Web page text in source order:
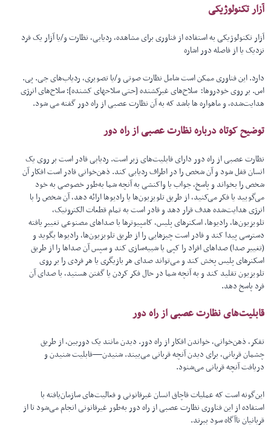
آزار تکنولوژیکی
آزار تکنولوژیکی به استفاده از فناوری برای مشاهده، ردیابی، نظارت و/یا آزار یک فرد
نزدیک یا از فاصله دور اشاره
دارد. این فناوری ممکن است شامل نظارت صوتی و/یا تصویری، ردیاب‌های جی. پی.
اس. بر روی خودروها؛ سلاح‌های غیرکشنده [حتی سلاحهای کشنده]؛ سلاح‌های انرژی
هدایت‌شده، و ماهواره ها باشد که به آن نظارت عصبی از راه دور گفته می شود.
توضیح کوتاه درباره نظارت عصبی از راه دور
نظارت عصبی از راه دور دارای قابلیت‌های زیر است. ردیابی قادر است بر روی یک
انسان قفل شود و آن شخص را در اطراف ردیابی کند. ذهن‌خوانی قادر است افکار آن
شخص را بخواند و پاسخ، جواب یا واکنشی به آنچه شما به‌طور خصوصی به خود
می‌گویید یا فکر می‌کنید، از طریق تلویزیون‌ها یا رادیوها ارائه دهد، آن شخص را با
انرژی هدایت‌شده هدف قرار دهد و قادر است به تمام قطعات الکترونیک‌،
تلویزیون‌ها، رادیوها، اسکنرهای پلیس، کامپیوترها با صداهای مصنوعی تغییر یافته
دسترسی پیدا کند و قادر است چیزهایی را از طریق تلویزیون‌ها، رادیوها بگوید و
(تغییر صدا) صداهای افراد را کپی یا شبیه‌سازی کند و سپس آن صداها را از طریق
اسکنرهای پلیس پخش کند و می‌تواند صدای هر بازیگری یا هر فردی را بر روی
تلویزیون تقلید کند و به آنچه شما در حال فکر کردن یا گفتن هستید، با صدای آن
فرد پاسخ دهد.
قابلیت‌های نظارت عصبی از راه دور
تفکر، ذهن‌خوانی، خواندن افکار از راه دور. دیدن مانند یک دوربین، از طریق
چشمان قربانی، برای دیدن آنچه قربانی می‌بیند. شنیدن—قابلیت شنیدن و
دریافت آنچه قربانی می‌شنود.
این‌گونه است که عملیات قاچاق انسان غیرقانونی و فعالیت‌های سازمان‌یافته با
استفاده از این فناوری نظارت عصبی از راه دور به‌طور غیرقانونی انجام می‌شود تا از
قربانیان ناآگاه سود ببرند.